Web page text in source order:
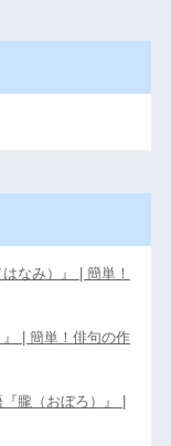
なみ）』 | 簡単！
| 簡単！俳句の作
朧（おぼろ）』 |